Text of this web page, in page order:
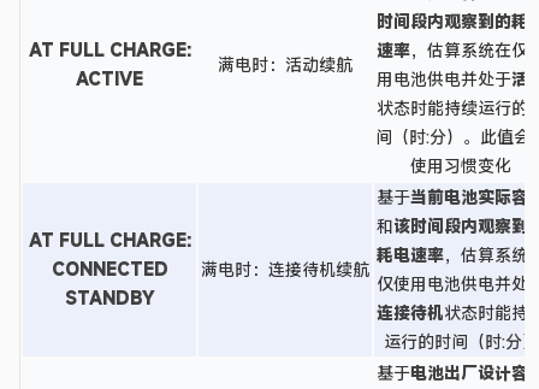
AT FULL CHARGE:
ACTIVE
满电时：活动续航
时间段内观察到的耗
速率，估算系统在仅
用电池供电并处于活
状态时能持续运行的
间（时:分）。此值会
使用习惯变化
AT FULL CHARGE:
CONNECTED
STANDBY
满电时：连接待机续航
基于当前电池实际容
和该时间段内观察到
耗电速率，估算系统
仅使用电池供电并处
连接待机状态时能持
运行的时间（时:分）
基于电池出厂设计容